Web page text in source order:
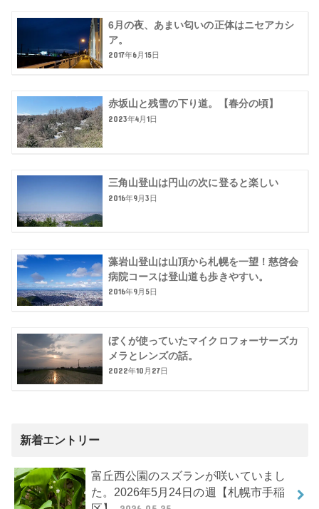
6月の夜、あまい匂いの正体はニセアカシ
ア。
2017年6月15日
赤坂山と残雪の下り道。【春分の頃】
2023年4月1日
三角山登山は円山の次に登ると楽しい
2016年9月3日
藻岩山登山は山頂から札幌を一望！慈啓会
病院コースは登山道も歩きやすい。
2016年9月5日
ぼくが使っていたマイクロフォーサーズカ
メラとレンズの話。
2022年10月27日
新着エントリー
富丘西公園のスズランが咲いていまし
た。2026年5月24日の週【札幌市手稲